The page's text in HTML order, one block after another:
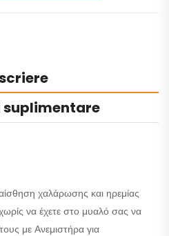
χαλάρωσης και ηρεμίας
να έχετε στο μυαλό σας να
με Ανεμιστήρα για